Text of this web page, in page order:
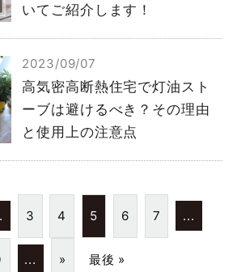
いてご紹介します！
2023/09/07
高気密高断熱住宅で灯油スト
ーブは避けるべき？その理由
と使用上の注意点
3 4 5 6 7 ...
... » 最後 »